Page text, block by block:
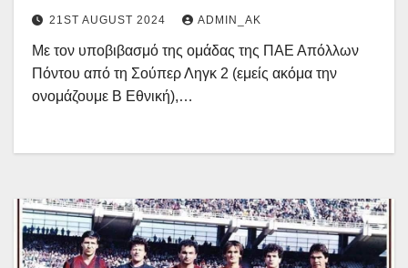
21ST AUGUST 2024 ADMIN_AK
Με τον υποβιβασμό της ομάδας της ΠΑΕ Απόλλων
Πόντου από τη Σούπερ Ληγκ 2 (εμείς ακόμα την
ονομάζουμε Β Εθνική),…